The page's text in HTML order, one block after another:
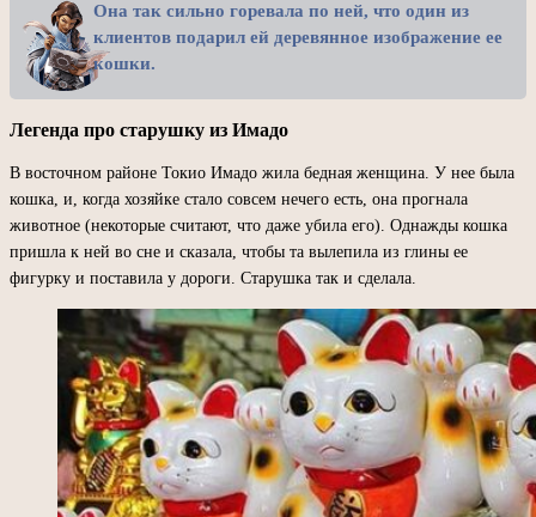
Она так сильно горевала по ней, что один из
клиентов подарил ей деревянное изображение ее
кошки.
Легенда про старушку из Имадо
В восточном районе Токио Имадо жила бедная женщина. У нее была
кошка, и, когда хозяйке стало совсем нечего есть, она прогнала
животное (некоторые считают, что даже убила его). Однажды кошка
пришла к ней во сне и сказала, чтобы та вылепила из глины ее
фигурку и поставила у дороги. Старушка так и сделала.